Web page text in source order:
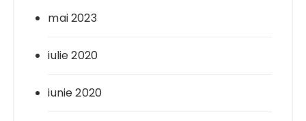
mai 2023
iulie 2020
iunie 2020